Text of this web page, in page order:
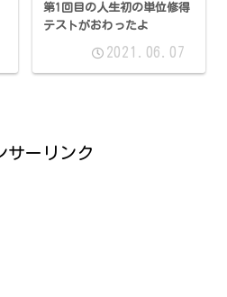
第1回目の人生初の単位修得
テストがおわったよ
2021.06.07
サーリンク